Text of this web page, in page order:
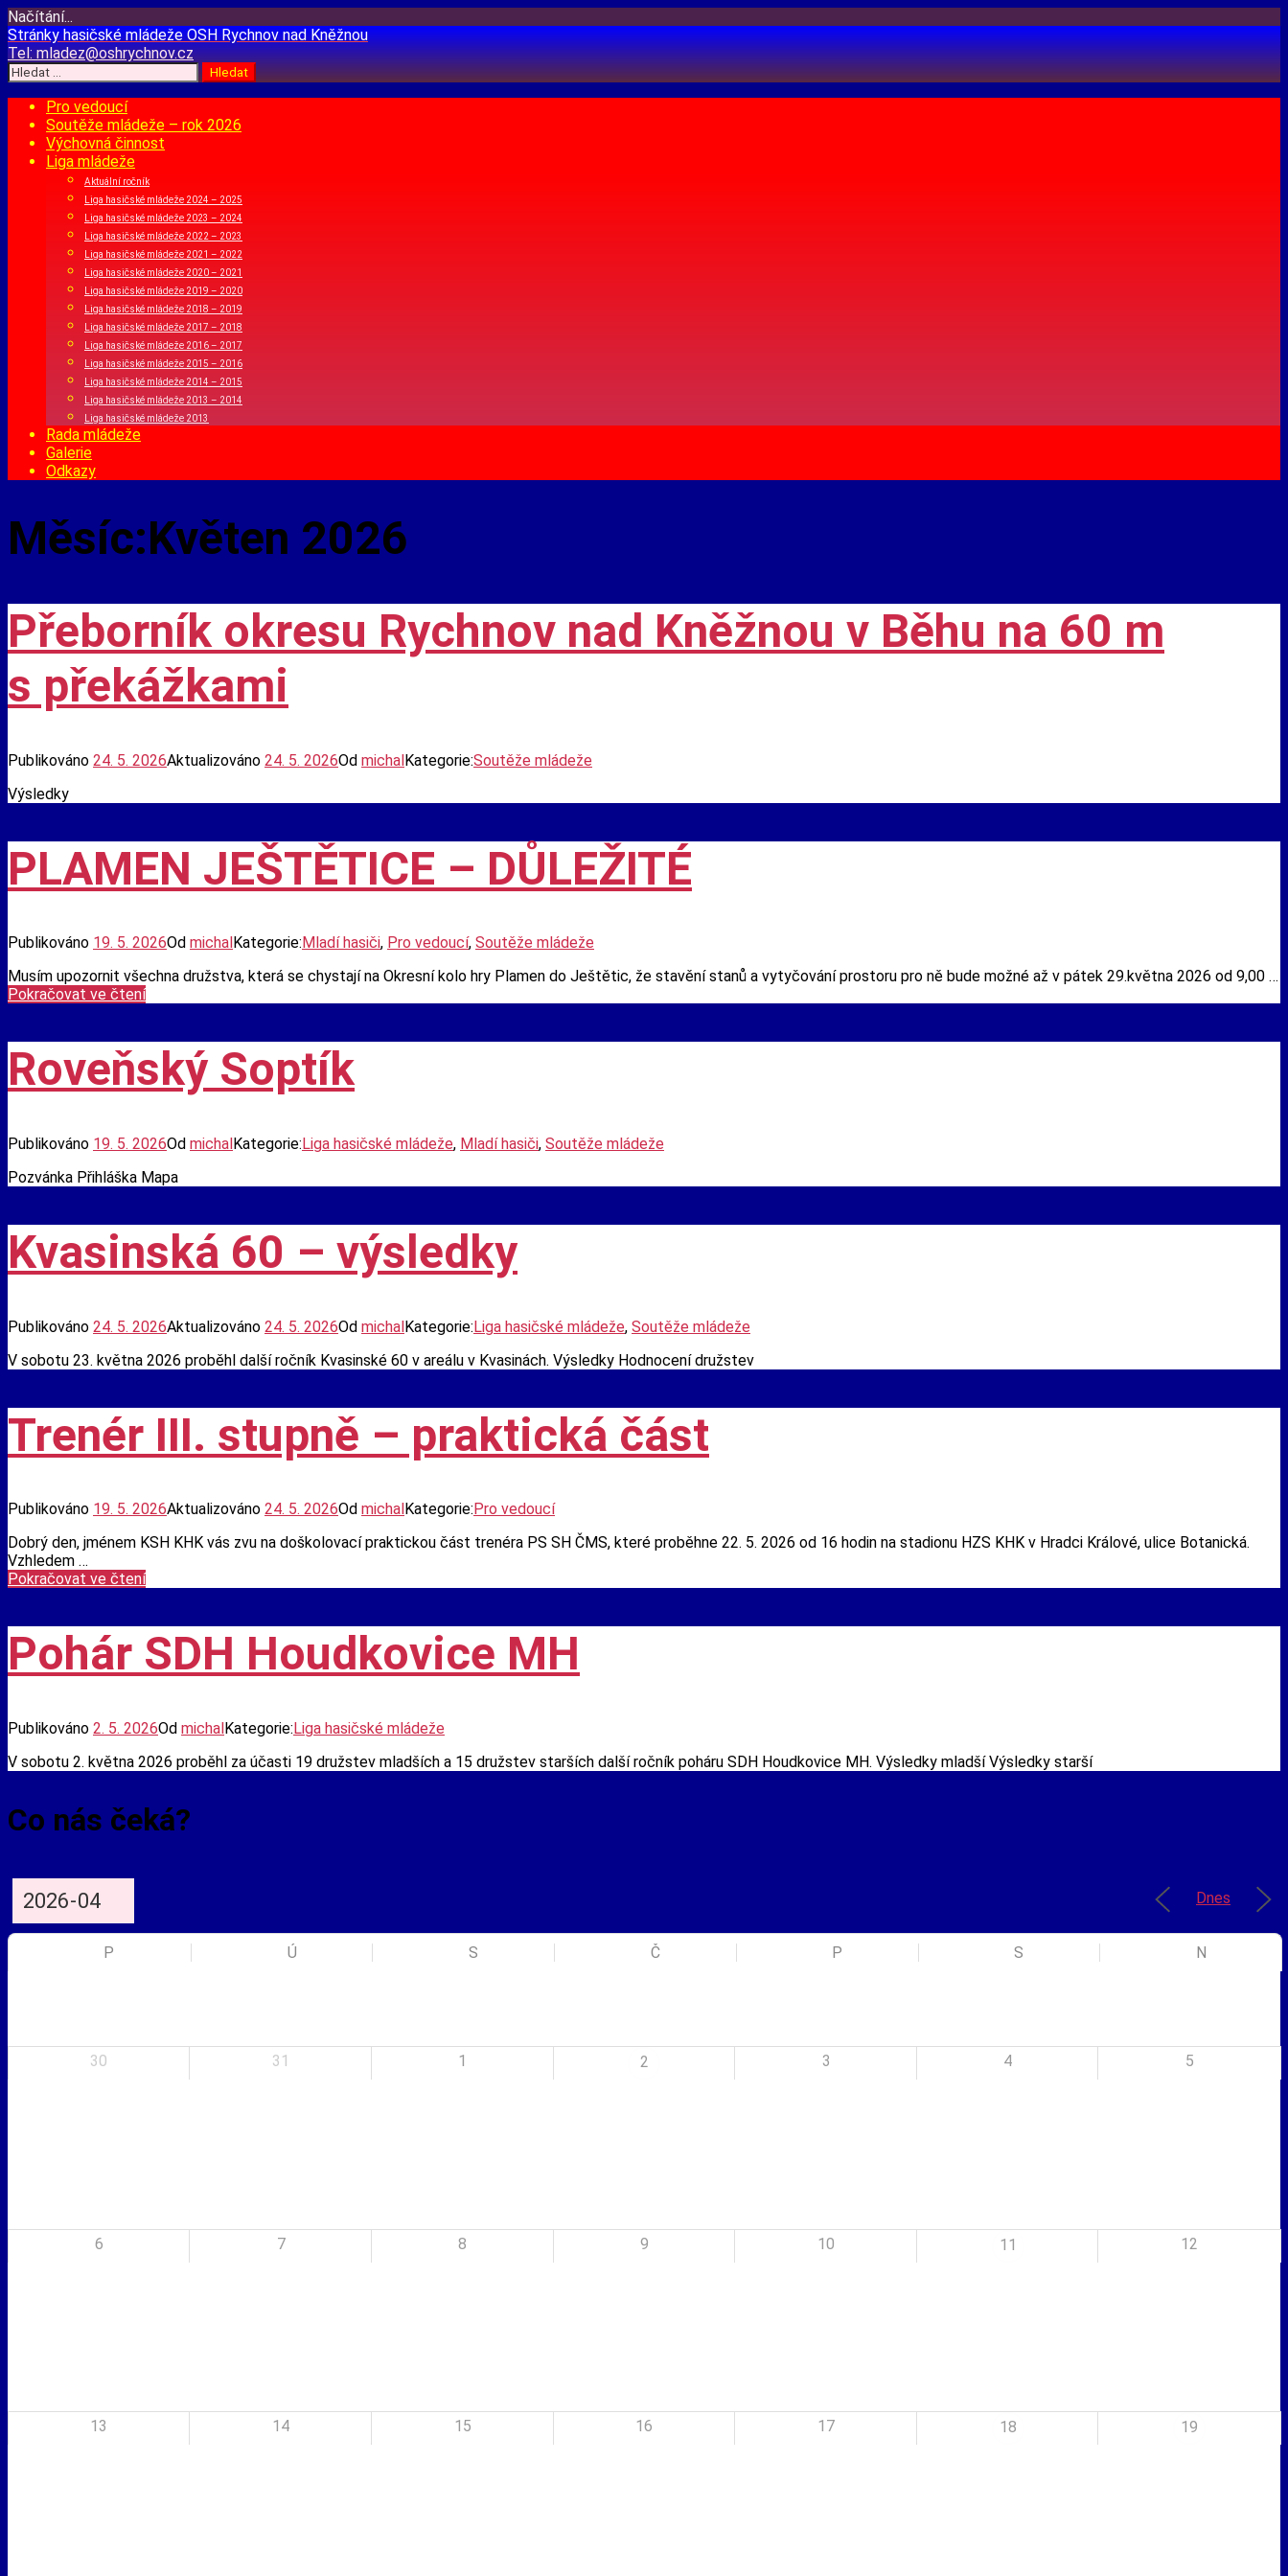
Načítání...
Přejít
k
obsahu
webu
Stránky hasičské mládežeOSH Rychnov nad Kněžnou
Tel:mladez@oshrychnov.cz
Vyhledávání
Pro vedoucí
Soutěže mládeže – rok 2026
Výchovná činnost
Liga mládeže
Aktuální ročník
Liga hasičské mládeže 2024 – 2025
Liga hasičské mládeže 2023 – 2024
Liga hasičské mládeže 2022 – 2023
Liga hasičské mládeže 2021 – 2022
Liga hasičské mládeže 2020 – 2021
Liga hasičské mládeže 2019 – 2020
Liga hasičské mládeže 2018 – 2019
Liga hasičské mládeže 2017 – 2018
Liga hasičské mládeže 2016 – 2017
Liga hasičské mládeže 2015 – 2016
Liga hasičské mládeže 2014 – 2015
Liga hasičské mládeže 2013 – 2014
Liga hasičské mládeže 2013
Rada mládeže
Galerie
Odkazy
Měsíc:Květen 2026
Přeborník okresu Rychnov nad Kněžnou v Běhu na 60 m
s překážkami
Publikováno 24. 5. 2026Aktualizováno 24. 5. 2026Od michalKategorie:Soutěže mládeže
Výsledky
PLAMEN JEŠTĚTICE – DŮLEŽITÉ
Publikováno 19. 5. 2026Od michal Kategorie: Mladí hasiči, Pro vedoucí, Soutěže mládeže
Musím upozornit všechna družstva, která se chystají na Okresní kolo hry Plamen do Ještětic, že stavění stanů a vytyčování prostoru pro ně bude možné až v pátek 29.května 2026 od 9,00 …
Pokračovat ve čteníPLAMEN
DŮLEŽITÉ
Roveňský Soptík
Publikováno 19. 5. 2026Od michalKategorie:Liga hasičské mládeže, Mladí hasiči, Soutěže mládeže
Pozvánka Přihláška Mapa
Kvasinská 60 – výsledky
Publikováno 24. 5. 2026Aktualizováno 24. 5. 2026Od michalKategorie:Liga hasičské mládeže, Soutěže mládeže
V sobotu 23. května 2026 proběhl další ročník Kvasinské 60 v areálu v Kvasinách. Výsledky Hodnocení družstev
Trenér III. stupně – praktická část
Publikováno 19. 5. 2026Aktualizováno 24. 5. 2026Od michal Kategorie: Pro vedoucí
Dobrý den, jménem KSH KHK vás zvu na doškolovací praktickou část trenéra PS SH ČMS, které proběhne 22. 5. 2026 od 16 hodin na stadionu HZS KHK v Hradci Králové, ulice Botanická.
Vzhledem …
Pokračovat ve čteníTrenér
–
praktická
část
Pohár SDH Houdkovice MH
Publikováno 2. 5. 2026Od michalKategorie:Liga hasičské mládeže
V sobotu 2. května 2026 proběhl za účasti 19 družstev mladších a 15 družstev starších další ročník poháru SDH Houdkovice MH. Výsledky mladší Výsledky starší
Co nás čeká?
Dnes
P Ú S Č P S N
30 31 1 2 3 4 5
6 7 8 9 10 11 12
13 14 15 16 17 18 19